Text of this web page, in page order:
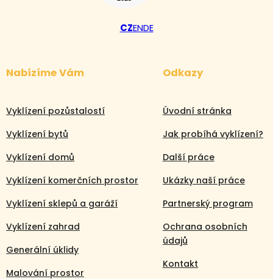
CZENDE
Nabízíme Vám
Vyklízení pozůstalostí
Vyklízení bytů
Vyklízení domů
Vyklízení komerčních prostor
Vyklízení sklepů a garáží
Vyklízení zahrad
Generální úklidy
Malování prostor
Odkazy
Úvodní stránka
Jak probíhá vyklízení?
Další práce
Ukázky naší práce
Partnerský program
Ochrana osobních
údajů
Kontakt